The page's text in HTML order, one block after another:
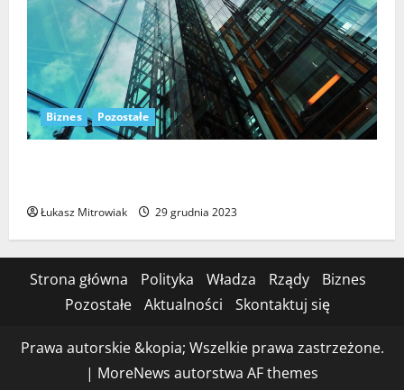
Biznes Pozostałe
Łukasz Mitrowiak 29 grudnia 2023
Strona główna Polityka Władza Rządy
Biznes
Pozostałe
Aktualności Skontaktuj się
Prawa autorskie &kopia; Wszelkie prawa zastrzeżone.
| MoreNews autorstwa AF themes